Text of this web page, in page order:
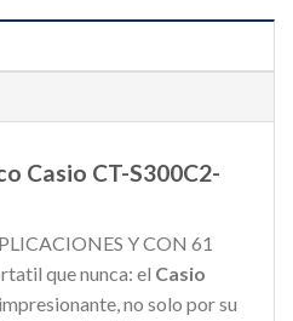
Casio CT-S300C2-
Y CON 61
que nunca: el Casio
no solo por su